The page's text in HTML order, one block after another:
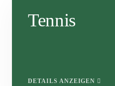
Tennis
DETAILS ANZEIGEN